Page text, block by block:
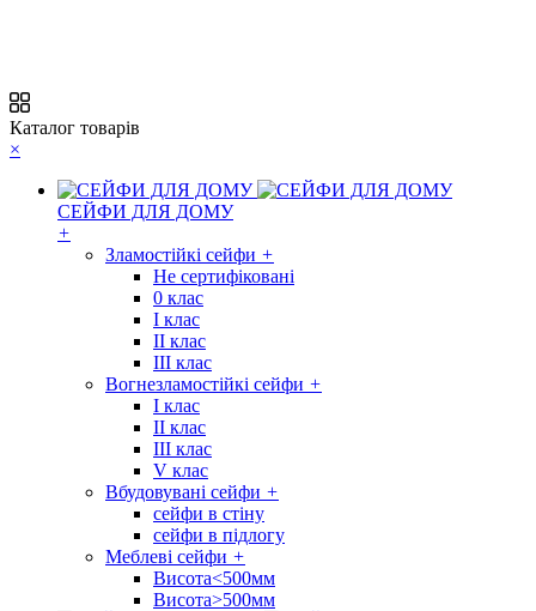
Каталог товарів
×
СЕЙФИ ДЛЯ ДОМУ
+
Зламостійкі сейфи +
Не сертифіковані
0 клас
I клас
II клас
III клас
Вогнезламостійкі сейфи +
I клас
II клас
III клас
V клас
Вбудовувані сейфи +
сейфи в стіну
сейфи в підлогу
Меблеві сейфи +
Висота<500мм
Висота>500мм